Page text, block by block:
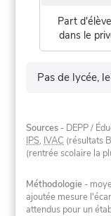
Part
dans le
Pas de lycée,
Sources - DEPP /
IPS, IVAC (résultats
(rentrée scolaire la
Méthodologie -
ajoutée mesure
attendus pour un